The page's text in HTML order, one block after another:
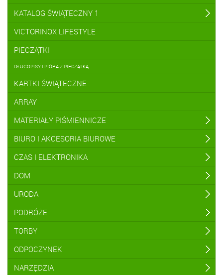
KATALOG ŚWIĄTECZNY 1
VICTORINOX LIFESTYLE
PIECZĄTKI
DŁUGOPISY I PIÓRA Z PIECZĄTKĄ
KARTKI ŚWIĄTECZNE
ARRAY
MATERIAŁY PIŚMIENNICZE
BIURO I AKCESORIA BIUROWE
CZAS I ELEKTRONIKA
DOM
URODA
PODRÓŻE
TORBY
ODPOCZYNEK
NARZĘDZIA